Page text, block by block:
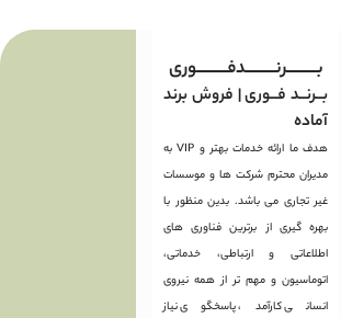
بـــــــــرنـــــــــدفـــــــــوری
بــرنــد فــوری | فروش برند
آماده
هدف ما ارائه خدمات بهتر و VIP به
مدیران محترم شرکت ها و موسسات
غیر تجاری می باشد. بدین منظور با
بهره گیری از برترین فناوری های
اطلاعاتی و ارتباطی، خدماتی،
اتوماسیون و مهم تر از همه نیروی
انسانی کارآمد، پاسخگوی نیاز